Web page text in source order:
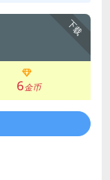
下载
6金币